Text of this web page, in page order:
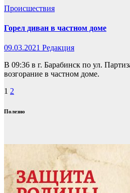
Происшествия
Горел диван в частном доме
09.03.2021 Редакция
В 09:36 в г. Барабинск по ул.
возгорание в частном доме.
Пагинация
записей
1 2
Полезно